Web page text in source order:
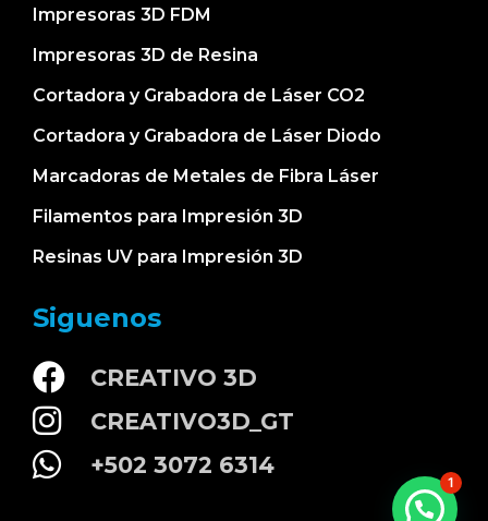
Impresoras 3D FDM
Impresoras 3D de Resina
Cortadora y Grabadora de Láser CO2
Cortadora y Grabadora de Láser Diodo
Marcadoras de Metales de Fibra Láser
Filamentos para Impresión 3D
Resinas UV para Impresión 3D
Siguenos
CREATIVO 3D
CREATIVO3D_GT
+502 3072 6314
1